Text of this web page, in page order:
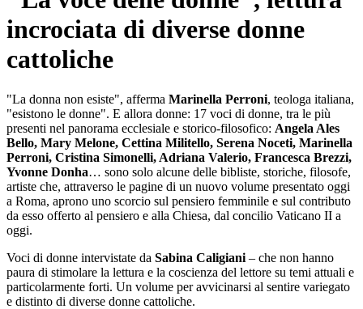
incrociata di diverse donne
cattoliche
"La donna non esiste", afferma Marinella Perroni, teologa italiana,
"esistono le donne". E allora donne: 17 voci di donne, tra le più
presenti nel panorama ecclesiale e storico-filosofico: Angela Ales
Bello, Mary Melone, Cettina Militello, Serena Noceti, Marinella
Perroni, Cristina Simonelli, Adriana Valerio, Francesca Brezzi,
Yvonne Donha… sono solo alcune delle bibliste, storiche, filosofe,
artiste che, attraverso le pagine di un nuovo volume presentato oggi
a Roma, aprono uno scorcio sul pensiero femminile e sul contributo
da esso offerto al pensiero e alla Chiesa, dal concilio Vaticano II a
oggi.
Voci di donne intervistate da Sabina Caligiani – che non hanno
paura di stimolare la lettura e la coscienza del lettore su temi attuali e
particolarmente forti. Un volume per avvicinarsi al sentire variegato
e distinto di diverse donne cattoliche.